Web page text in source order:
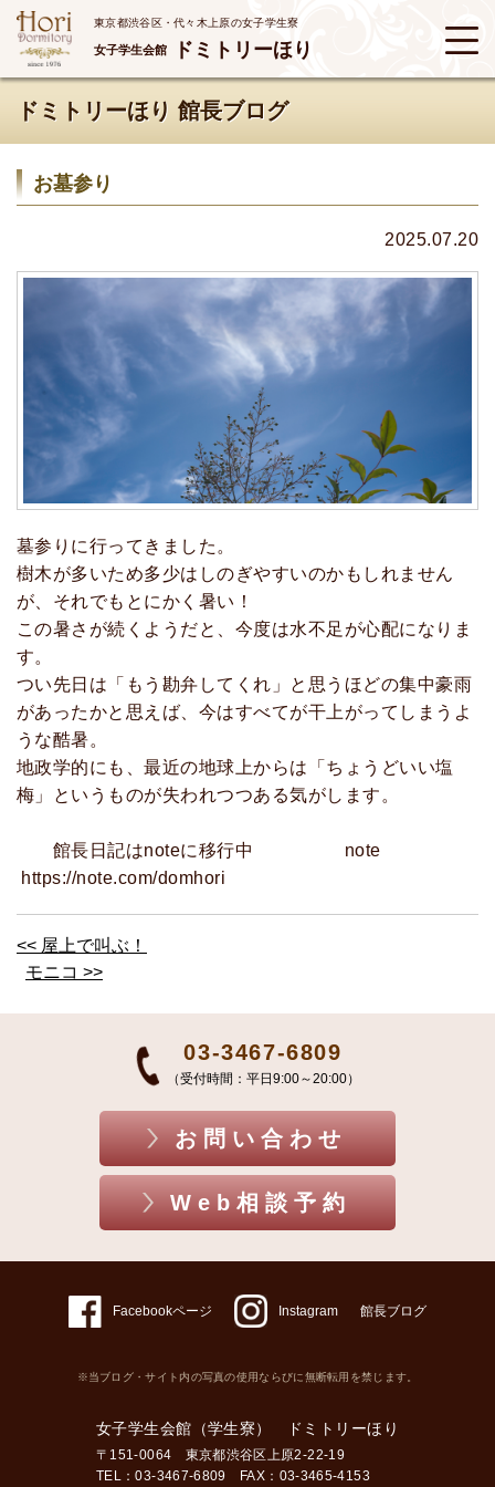
東京都渋谷区・代々木上原の女子学生寮
女子学生会館 ドミトリーほり
ドミトリーほり 館長ブログ
お墓参り
2025.07.20
墓参りに行ってきました。
樹木が多いため多少はしのぎやすいのかもしれません
が、それでもとにかく暑い！
この暑さが続くようだと、今度は水不足が心配になりま
す。
つい先日は「もう勘弁してくれ」と思うほどの集中豪雨
があったかと思えば、今はすべてが干上がってしまうよ
うな酷暑。
地政学的にも、最近の地球上からは「ちょうどいい塩
梅」というものが失われつつある気がします。
館長日記はnoteに移行中 note
https://note.com/domhori
<< 屋上で叫ぶ！
モニコ >>
03-3467-6809
（受付時間：平日9:00～20:00）
お問い合わせ
Web相談予約
Facebookページ Instagram 館長ブログ
※当ブログ・サイト内の写真の使用ならびに無断転用を禁じます。
女子学生会館（学生寮） ドミトリーほり
〒151-0064 東京都渋谷区上原2-22-19
TEL：03-3467-6809 FAX：03-3465-4153